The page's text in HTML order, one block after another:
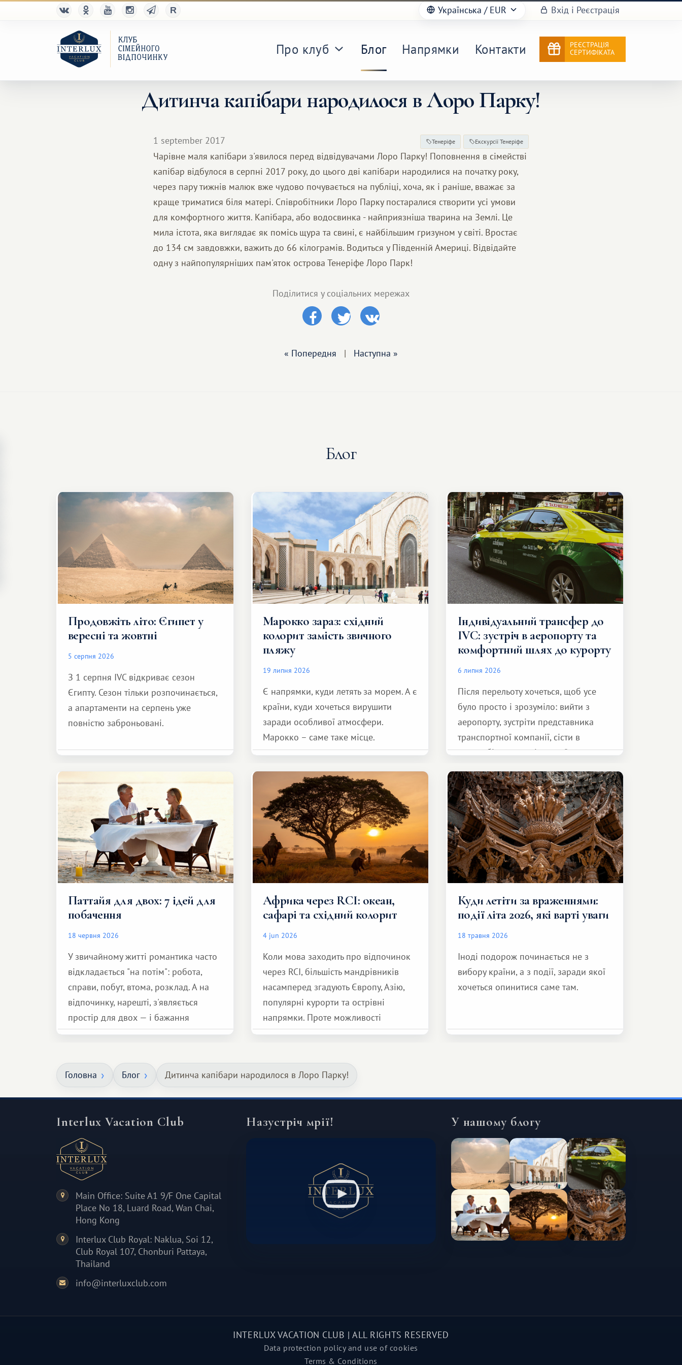
Українська / EUR Вхід і Реєстрація
Про клуб Блог Напрямки Контакти
РЕЄСТРАЦІЯ
СЕРТИФІКАТА
Дитинча капібари народилося в Лоро Парку!
1 september 2017 Тенеріфе Екскурсії Тенеріфе
Чарівне маля капібари з'явилося перед відвідувачами Лоро Парку! Поповнення в сімействі
капібар відбулося в серпні 2017 року, до цього дві капібари народилися на початку року,
через пару тижнів малюк вже чудово почувається на публіці, хоча, як і раніше, вважає за
краще триматися біля матері. Співробітники Лоро Парку постаралися створити усі умови
для комфортного життя. Капібара, або водосвинка - найприязніша тварина на Землі. Це
мила істота, яка виглядає як помісь щура та свині, є найбільшим гризуном у світі. Вростає
до 134 см завдовжки, важить до 66 кілограмів. Водиться у Південній Америці. Відвідайте
одну з найпопулярніших пам'яток острова Тенеріфе Лоро Парк!
Поділитися у соціальних мережах
« Попередня | Наступна »
Блог
Продовжіть літо: Єгипет у
вересні та жовтні
5 серпня 2026
З 1 серпня IVC відкриває сезон
Єгипту. Сезон тільки розпочинається,
а апартаменти на серпень уже
повністю заброньовані.
Марокко зараз: східний
колорит замість звичного
пляжу
19 липня 2026
Є напрямки, куди летять за морем. А є
країни, куди хочеться вирушити
заради особливої ​​атмосфери.
Марокко – саме таке місце.
Індивідуальний трансфер до
IVC: зустріч в аеропорту та
комфортний шлях до курорту
6 липня 2026
Після перельоту хочеться, щоб усе
було просто і зрозуміло: вийти з
аеропорту, зустріти представника
транспортної компанії, сісти в
автомобіль та спокійно доїхати до
Паттайя для двох: 7 ідей для
побачення
18 червня 2026
У звичайному житті романтика часто
відкладається "на потім": робота,
справи, побут, втома, розклад. А на
відпочинку, нарешті, з'являється
простір для двох — і бажання
зробити для близької людини щось
але тепле і незабутнє :)
Африка через RCI: океан,
сафарі та східний колорит
4 jun 2026
Коли мова заходить про відпочинок
через RCI, більшість мандрівників
насамперед згадують Європу, Азію,
популярні курорти та острівні
напрямки. Проте можливості
обмінної системи значно ширші.
який здатний подарувати зовсім
інший формат подорожі.
Куди летіти за враженнями:
події літа 2026, які варті уваги
18 травня 2026
Іноді подорож починається не з
вибору країни, а з події, заради якої
хочеться опинитися саме там.
Головна Блог Дитинча капібари народилося в Лоро Парку!
Interlux Vacation Club
Main Office: Suite A1 9/F One Capital
Place No 18, Luard Road, Wan Chai,
Hong Kong
Interlux Club Royal: Naklua, Soi 12,
Club Royal 107, Chonburi Pattaya,
Thailand
info@interluxclub.com
Назустріч мрії! У нашому блогу
INTERLUX VACATION CLUB | ALL RIGHTS RESERVED
Data protection policy and use of cookies
Terms & Conditions